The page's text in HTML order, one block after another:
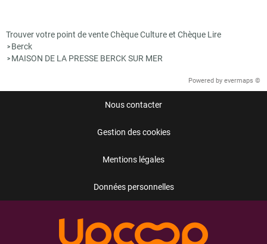
Trouver votre point de vente Chèque Culture et Chèque Lire
> Berck
> MAISON DE LA PRESSE BERCK SUR MER
Powered by evermaps ©
Nous contacter
Gestion des cookies
Mentions légales
Données personnelles